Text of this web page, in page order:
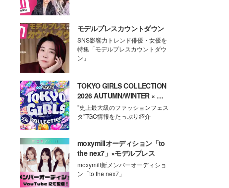
モデルプレスカウントダウン
SNS影響力トレンド俳優・女優を
特集「モデルプレスカウントダウ
ン」
TOKYO GIRLS COLLECTION
2026 AUTUMN/WINTER × モ
デルプレス
"史上最大級のファッションフェス
タ"TGC情報をたっぷり紹介
moxymillオーディション「to
the nex7」×モデルプレス
moxymill新メンバーオーディショ
ン「to the nex7」